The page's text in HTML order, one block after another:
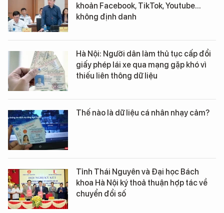
khoản Facebook, TikTok, Youtube...
không định danh
Hà Nội: Người dân làm thủ tục cấp đổi
giấy phép lái xe qua mạng gặp khó vì
thiếu liên thông dữ liệu
Thế nào là dữ liệu cá nhân nhạy cảm?
Tỉnh Thái Nguyên và Đại học Bách
khoa Hà Nội ký thoả thuận hợp tác về
chuyển đổi số